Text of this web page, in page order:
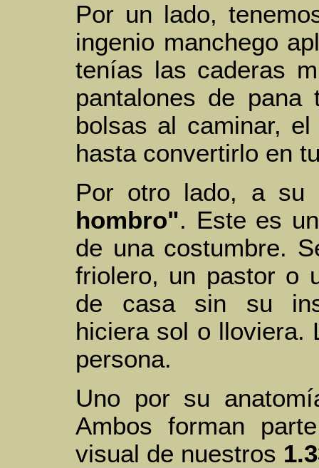
Por un lado,
ingenio manchego
tenías las caderas
pantalones de
bolsas al caminar,
hasta convertirlo en
Por otro lado, a
hombro". Este es
de una costumbre.
friolero, un pastor o
de casa sin su
hiciera sol o lloviera.
persona.
Uno por su
Ambos forman
visual de nuestros